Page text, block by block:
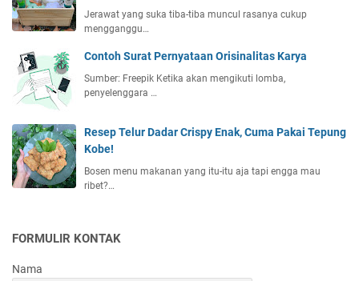
Jerawat yang suka tiba-tiba muncul rasanya cukup
mengganggu…
Contoh Surat Pernyataan Orisinalitas Karya
Sumber: Freepik Ketika akan mengikuti lomba,
penyelenggara …
Resep Telur Dadar Crispy Enak, Cuma Pakai Tepung
Kobe!
Bosen menu makanan yang itu-itu aja tapi engga mau
ribet?…
FORMULIR KONTAK
Nama